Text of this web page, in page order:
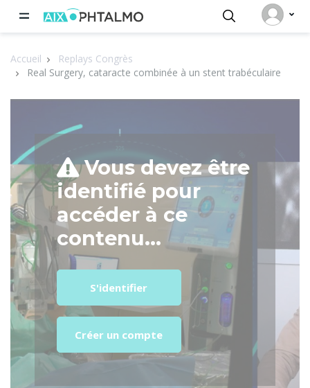
Accueil
Replays Congrès
Real Surgery, cataracte combinée à un stent trabéculaire
Vous devez être
identifié pour
accéder à ce
contenu...
S'identifier
Créer un compte
Panneau de gestion des cookies